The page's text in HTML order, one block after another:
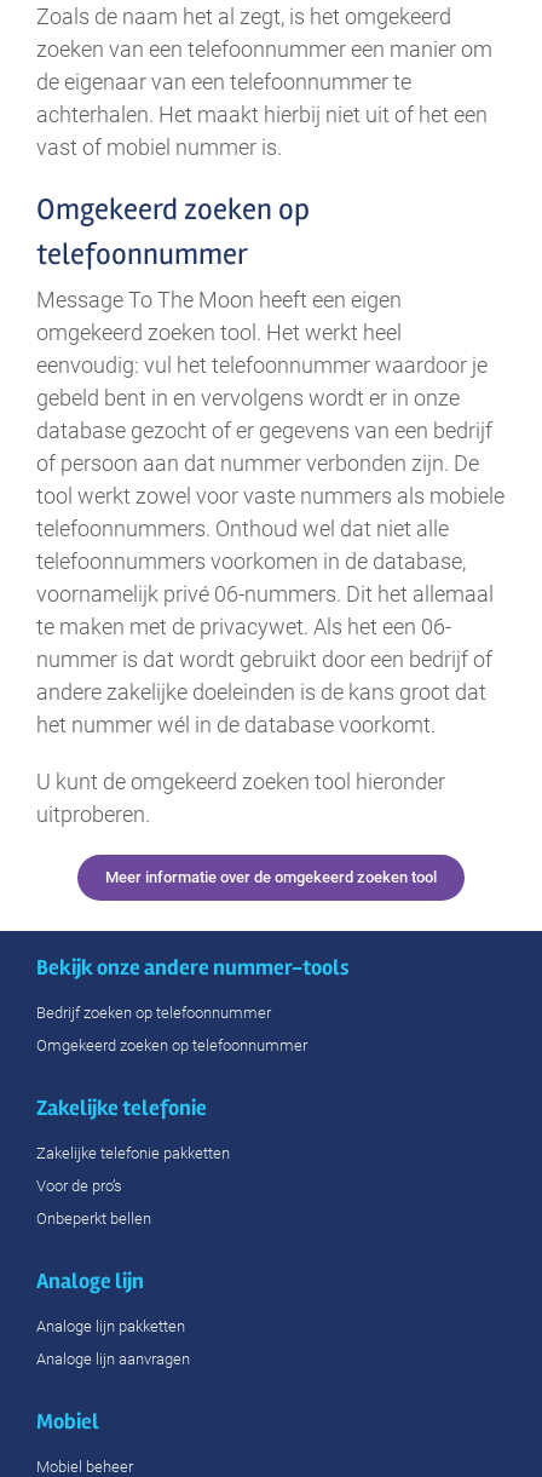
Zoals de naam het al zegt, is het omgekeerd
zoeken van een telefoonnummer een manier om
de eigenaar van een telefoonnummer te
achterhalen. Het maakt hierbij niet uit of het een
vast of mobiel nummer is.
Omgekeerd zoeken op
telefoonnummer
Message To The Moon heeft een eigen
omgekeerd zoeken tool. Het werkt heel
eenvoudig: vul het telefoonnummer waardoor je
gebeld bent in en vervolgens wordt er in onze
database gezocht of er gegevens van een bedrijf
of persoon aan dat nummer verbonden zijn. De
tool werkt zowel voor vaste nummers als mobiele
telefoonnummers. Onthoud wel dat niet alle
telefoonnummers voorkomen in de database,
voornamelijk privé 06-nummers. Dit het allemaal
te maken met de privacywet. Als het een 06-
nummer is dat wordt gebruikt door een bedrijf of
andere zakelijke doeleinden is de kans groot dat
het nummer wél in de database voorkomt.
U kunt de omgekeerd zoeken tool hieronder
uitproberen.
Meer informatie over de omgekeerd zoeken tool
Bekijk onze andere nummer-tools
Bedrijf zoeken op telefoonnummer
Omgekeerd zoeken op telefoonnummer
Zakelijke telefonie
Zakelijke telefonie pakketten
Voor de pro’s
Onbeperkt bellen
Analoge lijn
Analoge lijn pakketten
Analoge lijn aanvragen
Mobiel
Mobiel beheer